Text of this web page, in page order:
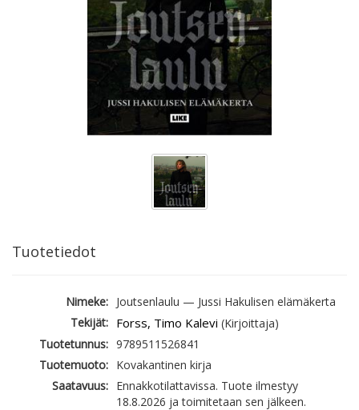
Tuotetiedot
Nimeke: Joutsenlaulu — Jussi Hakulisen elämäkerta
Tekijät: Forss, Timo Kalevi (Kirjoittaja)
Tuotetunnus: 9789511526841
Tuotemuoto: Kovakantinen kirja
Saatavuus: Ennakkotilattavissa. Tuote ilmestyy
18.8.2026 ja toimitetaan sen jälkeen.